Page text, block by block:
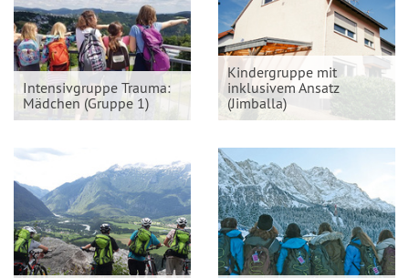
Intensivgruppe Trauma:
Mädchen (Gruppe 1)
Kindergruppe mit
inklusivem Ansatz
(Jimballa)